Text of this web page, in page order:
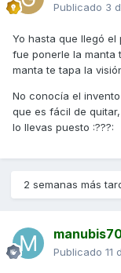
Publicado 3
Yo hasta que llegó
fue ponerle la manta
manta te tapa la
No conocía el
que es fácil de
lo llevas puesto :???:
2 semanas más
Publicado 11